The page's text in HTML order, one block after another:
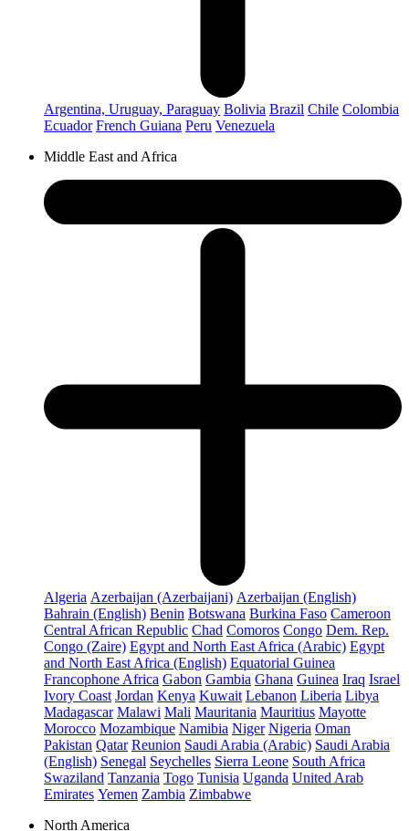
Argentina, Uruguay, Paraguay Bolivia Brazil Chile Colombia
Ecuador French Guiana Peru Venezuela
Middle East and Africa
Algeria Azerbaijan (Azerbaijani) Azerbaijan (English)
Bahrain (English) Benin Botswana Burkina Faso Cameroon
Central African Republic Chad Comoros Congo Dem. Rep.
Congo (Zaire) Egypt and North East Africa (Arabic) Egypt
and North East Africa (English) Equatorial Guinea
Francophone Africa Gabon Gambia Ghana Guinea Iraq Israel
Ivory Coast Jordan Kenya Kuwait Lebanon Liberia Libya
Madagascar Malawi Mali Mauritania Mauritius Mayotte
Morocco Mozambique Namibia Niger Nigeria Oman
Pakistan Qatar Reunion Saudi Arabia (Arabic) Saudi Arabia
(English) Senegal Seychelles Sierra Leone South Africa
Swaziland Tanzania Togo Tunisia Uganda United Arab
Emirates Yemen Zambia Zimbabwe
North America